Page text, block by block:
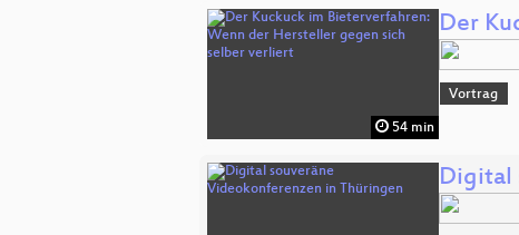
54 min
Der
Vortrag
Digital